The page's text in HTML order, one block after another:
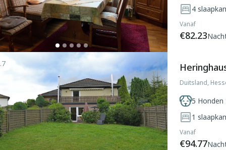
4
Vanaf
€82.23
Duitsland,
5
1
Vanaf
€94.77